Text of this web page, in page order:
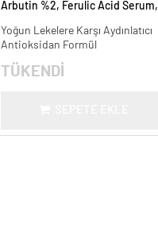
Arbutin %2, Ferulic Acid Serum,
ml.
Yoğun Lekelere Karşı Aydınlatıcı
Antioksidan Formül
TÜKENDİ